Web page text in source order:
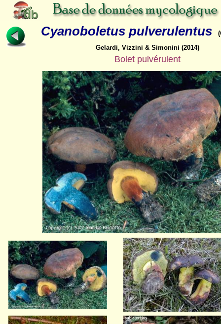
Cyanoboletus pulverulentus
Gelardi, Vizzini & Simonini (2014)
Bolet pulvérulent